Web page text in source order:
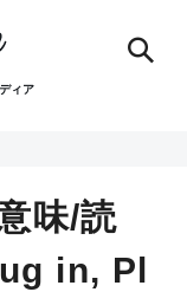
ィア
味/読
in, Pl